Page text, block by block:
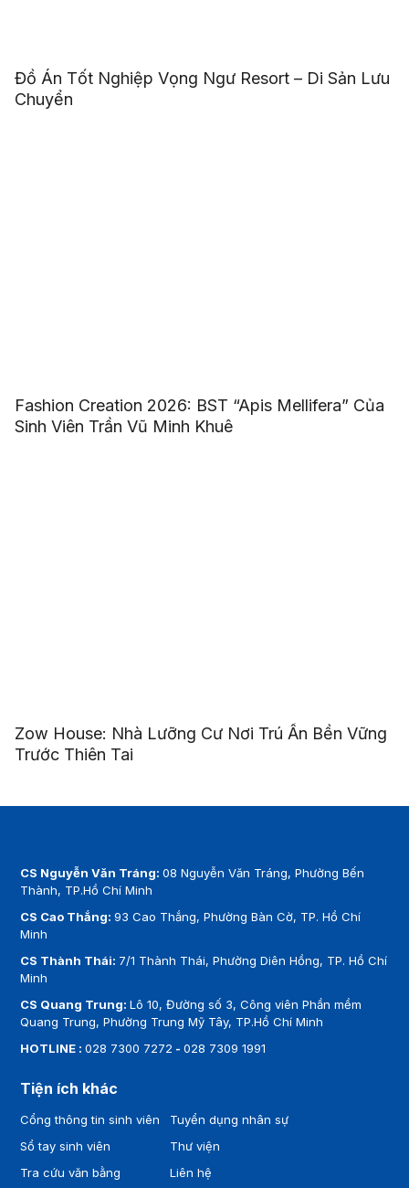
Đồ Án Tốt Nghiệp Vọng Ngư Resort – Di Sản Lưu
Chuyển
Fashion Creation 2026: BST “Apis Mellifera” Của
Sinh Viên Trần Vũ Minh Khuê
Zow House: Nhà Lưỡng Cư Nơi Trú Ẩn Bền Vững
Trước Thiên Tai
CS Nguyễn Văn Tráng:08 Nguyễn Văn Tráng, Phường Bến
Thành, TP.Hồ Chí Minh
CS Cao Thắng:93 Cao Thắng, Phường Bàn Cờ, TP. Hồ Chí
Minh
CS Thành Thái: 7/1 Thành Thái, Phường Diên Hồng, TP. Hồ Chí
Minh
CS Quang Trung:Lô 10, Đường số 3, Công viên Phần mềm
Quang Trung, Phường Trung Mỹ Tây, TP.Hồ Chí Minh
HOTLINE :028 7300 7272 -028 7309 1991
Tiện ích khác
Cổng thông tin sinh viên
Sổ tay sinh viên
Tra cứu văn bằng
Tuyển dụng nhân sự
Thư viện
Liên hệ